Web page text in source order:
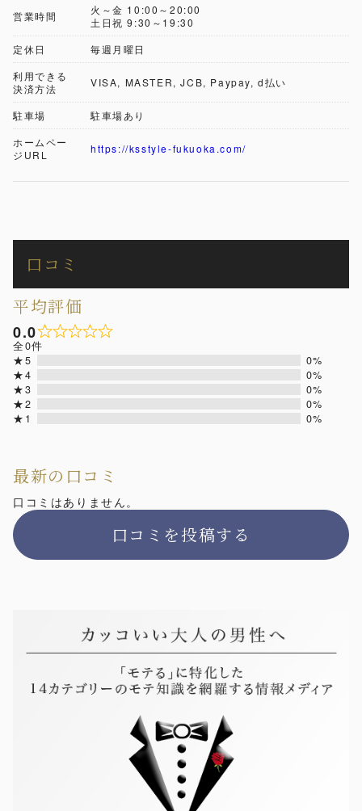
営業時間
火～金 10:00～20:00
土日祝 9:30～19:30
定休日
毎週月曜日
利用できる
決済方法
VISA, MASTER, JCB, Paypay, d払い
駐車場
駐車場あり
ホームペー
ジURL
https://ksstyle-fukuoka.com/
口コミ
平均評価
0.0
全0件
★5
0%
★4
0%
★3
0%
★2
0%
★1
0%
最新の口コミ
口コミはありません。
口コミを投稿する